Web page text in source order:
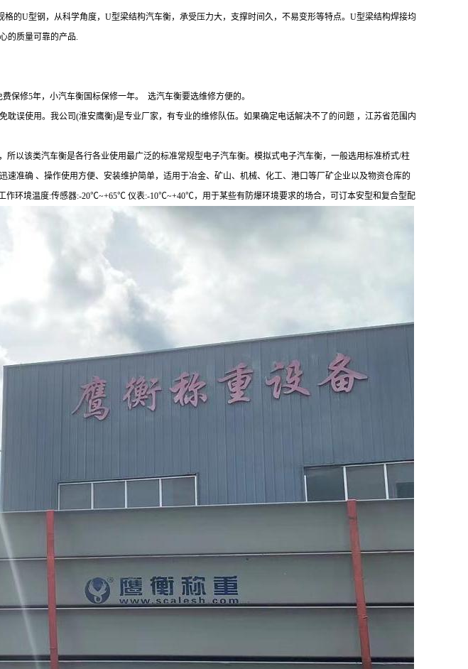
格的U型钢，从科学角度，U型梁结构汽车衡，承受压力大，支撑时间久，不易变形等特点。U型梁结构焊接均
的质量可靠的产品.
保修5年，小汽车衡国标保修一年。 选汽车衡要选维修方便的。
误使用。我公司(淮安鹰衡)是专业厂家，有专业的维修队伍。如果确定电话解决不了的问题 ，江苏省范围内
以该类汽车衡是各行各业使用最广泛的标准常规型电子汽车衡。模拟式电子汽车衡，一般选用标准桥式/柱
准确 、操作使用方便、安装维护简单，适用于冶金、矿山、机械、化工、港口等厂矿企业以及物资仓库的
作环境温度:传感器:-20℃~+65℃ 仪表:-10℃~+40℃，用于某些有防爆环境要求的场合，可订本安型和复合型配